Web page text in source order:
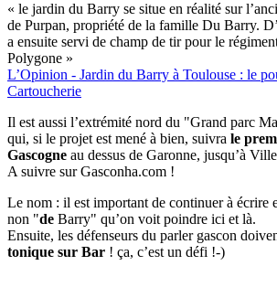
« le jardin du Barry se situe en réalité sur
de Purpan, propriété de la famille Du Barry.
a ensuite servi de champ de tir pour le
Polygone »
L’Opinion - Jardin du Barry à Toulouse : le
Cartoucherie
Il est aussi l’extrémité nord du "Grand parc
qui, si le projet est mené à bien, suivra le
Gascogne au dessus de Garonne, jusqu’à
A suivre sur Gasconha.com !
Le nom : il est important de continuer à écrire
non "de Barry" qu’on voit poindre ici et là.
Ensuite, les défenseurs du parler gascon
tonique sur Bar ! ça, c’est un défi !-)